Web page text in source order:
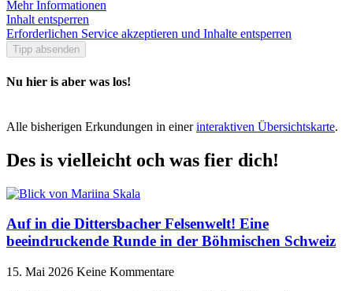
Mehr Informationen
Inhalt entsperren
Erforderlichen Service akzeptieren und Inhalte entsperren
Tipp absenden
Nu hier is aber was los!
Alle bisherigen Erkundungen in einerinteraktiven Übersichtskarte.
Des is vielleicht och was fier dich!
Auf in die Dittersbacher Felsenwelt! Eine
beeindruckende Runde in der Böhmischen Schweiz
15. Mai 2026 Keine Kommentare